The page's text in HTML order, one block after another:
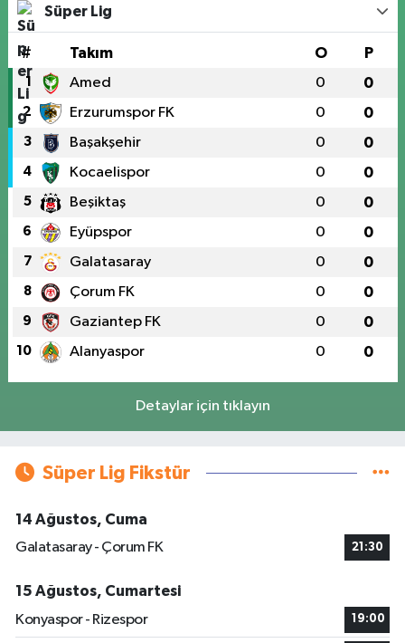
Süper Lig
# Takım O P
1 Amed 0 0
2 Erzurumspor FK 0 0
3 Başakşehir 0 0
4 Kocaelispor 0 0
5 Beşiktaş 0 0
6 Eyüpspor 0 0
7 Galatasaray 0 0
8 Çorum FK 0 0
9 Gaziantep FK 0 0
10 Alanyaspor 0 0
Detaylar için tıklayın
Süper Lig Fikstür
14 Ağustos, Cuma
Galatasaray - Çorum FK
21:30
15 Ağustos, Cumartesi
Konyaspor - Rizespor
19:00